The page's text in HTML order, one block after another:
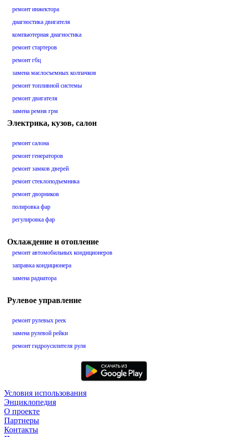
ремонт инжектора
диагностика двигателя
компьютерная диагностика
ремонт стартеров
ремонт гбц
замена маслосъемных колпачков
ремонт топливной системы
ремонт двигателя
замена ремня грм
Электрика, кузов, салон
ремонт салона
ремонт генераторов
ремонт замков дверей
ремонт стеклоподъемника
ремонт дворников
полировка фар
регулировка фар
Охлаждение и отопление
ремонт автомобильных кондиционеров
заправка кондиционера
замена радиатора
Рулевое управление
ремонт рулевых реек
замена рулевой рейки
ремонт гидроусилителя руля
Условия использования
Энциклопедия
О проекте
Партнеры
Контакты